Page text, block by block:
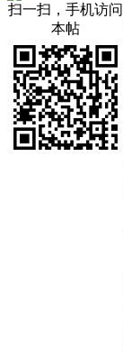
扫一扫，手机访问
本帖